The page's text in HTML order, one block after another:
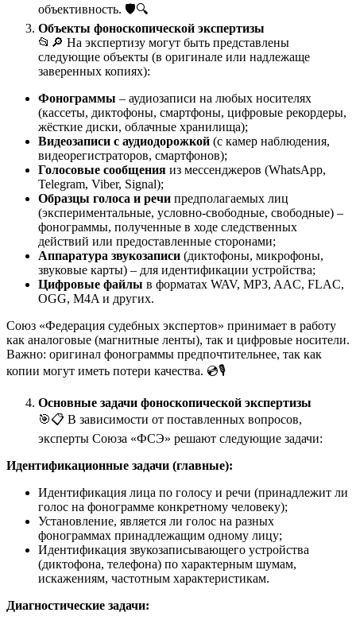
объективность. 🛡️🔍
Объекты фоноскопической экспертизы
📂🔎 На экспертизу могут быть представлены
следующие объекты (в оригинале или надлежаще
заверенных копиях):
Фонограммы – аудиозаписи на любых носителях
(кассеты, диктофоны, смартфоны, цифровые рекордеры,
жёсткие диски, облачные хранилища);
Видеозаписи с аудиодорожкой (с камер наблюдения,
видеорегистраторов, смартфонов);
Голосовые сообщения из мессенджеров (WhatsApp,
Telegram, Viber, Signal);
Образцы голоса и речи предполагаемых лиц
(экспериментальные, условно-свободные, свободные) –
фонограммы, полученные в ходе следственных
действий или предоставленные сторонами;
Аппаратура звукозаписи (диктофоны, микрофоны,
звуковые карты) – для идентификации устройства;
Цифровые файлы в форматах WAV, MP3, AAC, FLAC,
OGG, M4A и других.
Союз «Федерация судебных экспертов» принимает в работу
как аналоговые (магнитные ленты), так и цифровые носители.
Важно: оригинал фонограммы предпочтительнее, так как
копии могут иметь потери качества. 💿🎙️
Основные задачи фоноскопической экспертизы
🎯📋 В зависимости от поставленных вопросов,
эксперты Союза «ФСЭ» решают следующие задачи:
Идентификационные задачи (главные):
Идентификация лица по голосу и речи (принадлежит ли
голос на фонограмме конкретному человеку);
Установление, является ли голос на разных
фонограммах принадлежащим одному лицу;
Идентификация звукозаписывающего устройства
(диктофона, телефона) по характерным шумам,
искажениям, частотным характеристикам.
Диагностические задачи: